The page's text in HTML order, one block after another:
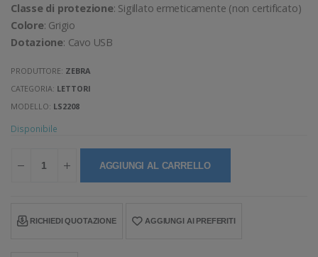
Classe di protezione: Sigillato ermeticamente (non certificato)
Colore: Grigio
Dotazione: Cavo USB
PRODUTTORE: ZEBRA
CATEGORIA: LETTORI
MODELLO: LS2208
Disponibile
AGGIUNGI AL CARRELLO
RICHIEDI QUOTAZIONE AGGIUNGI AI PREFERITI